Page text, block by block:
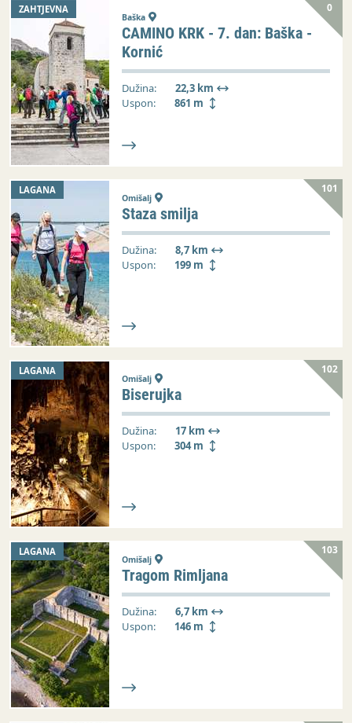
ZAHTJEVNA 0
Baška
CAMINO KRK - 7. dan: Baška -
Kornić
Dužina:
22,3 km
Uspon:
861 m
LAGANA 101
Omišalj
Staza smilja
Dužina:
8,7 km
Uspon:
199 m
LAGANA 102
Omišalj
Biserujka
Dužina:
17 km
Uspon:
304 m
LAGANA 103
Omišalj
Tragom Rimljana
Dužina:
6,7 km
Uspon:
146 m